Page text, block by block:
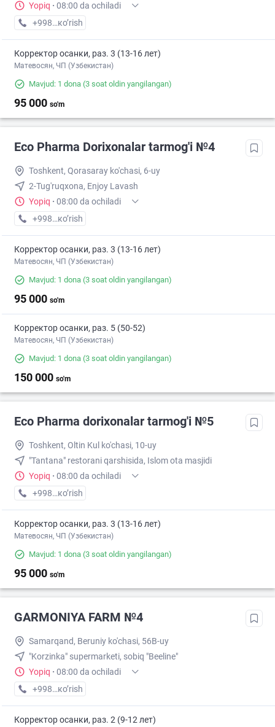
Yopiq · 08:00 da ochiladi
+998 (99) XXX-XX-XX
кo’rish
Корректор осанки, раз. 3 (13-16 лет)
Матевосян, ЧП (Узбекистан)
Mavjud: 1 dona (3 soat oldin yangilangan)
95 000 so'm
Eco Pharma Dorixonalar tarmog'i №4
Toshkent, Qorasaray ko'chasi, 6-uy
2-Tug'ruqxona, Enjoy Lavash
Yopiq · 08:00 da ochiladi
+998 (55) XXX-XX-XX
кo’rish
Корректор осанки, раз. 3 (13-16 лет)
Матевосян, ЧП (Узбекистан)
Mavjud: 1 dona (3 soat oldin yangilangan)
95 000 so'm
Корректор осанки, раз. 5 (50-52)
Матевосян, ЧП (Узбекистан)
Mavjud: 1 dona (3 soat oldin yangilangan)
150 000 so'm
Eco Pharma dorixonalar tarmog'i №5
Toshkent, Oltin Kul ko'chasi, 10-uy
"Tantana" restorani qarshisida, Islom ota masjidi
Yopiq · 08:00 da ochiladi
+998 (55) XXX-XX-XX
кo’rish
Корректор осанки, раз. 3 (13-16 лет)
Матевосян, ЧП (Узбекистан)
Mavjud: 1 dona (3 soat oldin yangilangan)
95 000 so'm
GARMONIYA FARM №4
Samarqand, Beruniy ko'chasi, 56B-uy
"Korzinka" supermarketi, sobiq "Beeline"
Yopiq · 08:00 da ochiladi
+998 (95) XXX-XX-XX
кo’rish
Корректор осанки, раз. 2 (9-12 лет)